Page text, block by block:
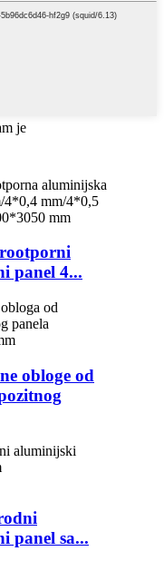
je
panel 4...
obloge od
panel sa...